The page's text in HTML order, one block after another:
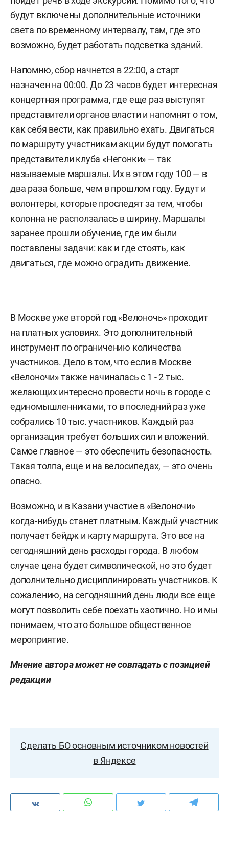
будут включены дополнительные источники
света по временному интервалу, там, где это
возможно, будет работать подсветка зданий.
Напомню, сбор начнется в 22:00, а старт
назначен на 00:00. До 23 часов будет интересная
концертная программа, где еще раз выступят
представители органов власти и напомнят о том,
как себя вести, как правильно ехать. Двигаться
по маршруту участникам акции будут помогать
представители клуба «Негонки» — так
называемые маршалы. Их в этом году 100 — в
два раза больше, чем в прошлом году. Будут и
волонтеры, которые проследят за тем, чтобы
колонна не расползалась в ширину. Маршалы
заранее прошли обучение, где им были
поставлены задачи: как и где стоять, как
двигаться, где можно оградить движение.
В Москве уже второй год «Велоночь» проходит
на платных условиях. Это дополнительный
инструмент по ограничению количества
участников. Дело в том, что если в Москве
«Велоночи» также начиналась с 1 - 2 тыс.
желающих интересно провести ночь в городе с
единомышленниками, то в последний раз уже
собрались 10 тыс. участников. Каждый раз
организация требует больших сил и вложений.
Самое главное — это обеспечить безопасность.
Такая толпа, еще и на велосипедах, — это очень
опасно.
Возможно, и в Казани участие в «Велоночи»
когда-нибудь станет платным. Каждый участник
получает бейдж и карту маршрута. Это все на
сегодняшний день расходы города. В любом
случае цена будет символической, но это будет
дополнительно дисциплинировать участников. К
сожалению, на сегодняшний день люди все еще
могут позволить себе поехать хаотично. Но и мы
понимаем, что это большое общественное
мероприятие.
Мнение автора может не совпадать с позицией
редакции
Сделать БО основным источником новостей
в Яндексе